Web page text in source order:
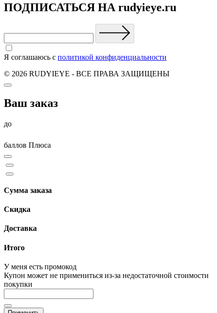
ПОДПИСАТЬСЯ НА rudyieye.ru
Я соглашаюсь с политикой конфиденциальности
© 2026 RUDYIEYE - ВСЕ ПРАВА ЗАЩИЩЕНЫ
Ваш заказ
до
баллов Плюса
Сумма заказа
Скидка
Доставка
Итого
У меня есть промокод
Купон может не примениться из-за недостаточной стоимости
покупки